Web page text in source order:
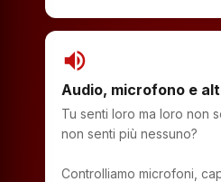
volume_up
Audio, microfono e
Tu senti loro ma loro non
non senti più nessuno?
Controlliamo microfoni,